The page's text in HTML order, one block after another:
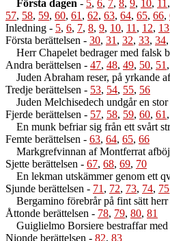
Första dagen - 5, 6, 7, 8, 9, 10, 11 ,
57, 58, 59, 60, 61 , 62, 63, 64, 65, 66,
Inledning - 5, 6, 7, 8, 9, 10, 11 , 12, 13
Första berättelsen - 30, 31 , 32, 33, 34,
Herr Chapelet bedrager med falsk
Andra berättelsen - 47, 48, 49, 50, 51 ,
Juden Abraham reser, på yrkande
Tredje berättelsen - 53, 54, 55, 56
Juden Melchisedech undgår en
Fjerde berättelsen - 57, 58, 59, 60, 61 ,
En munk befriar sig från ett svårt
Femte berättelsen - 63, 64, 65, 66
Markgrefvinnan af Montferrat
Sjette berättelsen - 67, 68, 69, 70
En lekman utskämmer genom ett
Sjunde berättelsen - 71 , 72, 73, 74, 75
Bergamino förebrår på fint sätt herr
Åttonde berättelsen - 78, 79, 80, 81
Guiglielmo Borsiere bestraffar
Nionde berättelsen - 82, 83